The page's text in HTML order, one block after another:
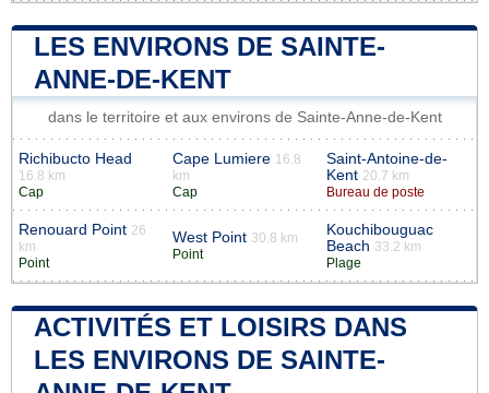
LES ENVIRONS DE SAINTE-
ANNE-DE-KENT
dans le territoire et aux environs de Sainte-Anne-de-Kent
Richibucto Head
16.8 km
Cap
Cape Lumiere 16.8
km
Cap
Saint-Antoine-de-
Kent 20.7 km
Bureau de poste
Renouard Point 26
km
Point
West Point 30.8 km
Point
Kouchibouguac
Beach 33.2 km
Plage
ACTIVITÉS ET LOISIRS DANS
LES ENVIRONS DE SAINTE-